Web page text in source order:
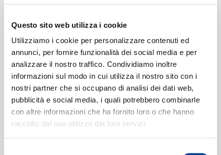
Questo sito web utilizza i cookie
Utilizziamo i cookie per personalizzare contenuti ed
annunci, per fornire funzionalità dei social media e per
analizzare il nostro traffico. Condividiamo inoltre
informazioni sul modo in cui utilizza il nostro sito con i
nostri partner che si occupano di analisi dei dati web,
pubblicità e social media, i quali potrebbero combinarle
con altre informazioni che ha fornito loro o che hanno
raccolto dal suo utilizzo dei loro servizi.
01:50
Formati disponibili:
Digitale eSingle Audio/Single Track
Instant Grat / Music From The Original TV Series
Data di pubblicazione: 08.09.2017
CHI SIAMO
CONTATTI